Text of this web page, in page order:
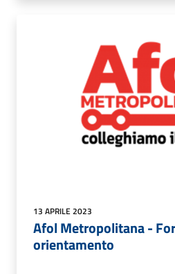
13 APRILE 2023
Afol Metropolitana -
orientamento